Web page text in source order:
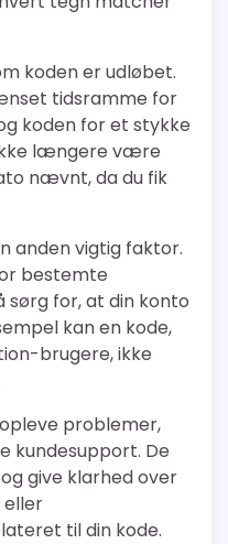
koden er udløbet.
tidsramme for
koden for et stykke
ikke længere være
nævnt, da du fik
anden vigtig faktor.
bestemte
sørg for, at din konto
kan en kode,
brugere, ikke
problemer,
kundesupport. De
give klarhed over
til din kode.